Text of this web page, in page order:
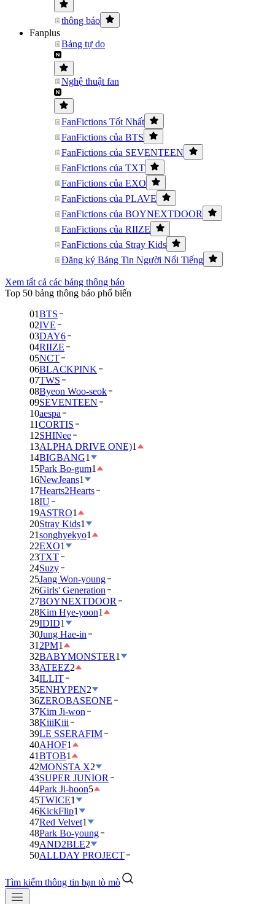
thông báo
Fanplus
Bảng tự do
Nghệ thuật fan
FanFictions Tốt Nhất
FanFictions của BTS
FanFictions của SEVENTEEN
FanFictions của TXT
FanFictions của EXO
FanFictions của PLAVE
FanFictions của BOYNEXTDOOR
FanFictions của RIIZE
FanFictions của Stray Kids
Đăng ký Bảng Tin Người Nổi Tiếng
Xem tất cả các bảng thông báo
Top 50 bảng thông báo phổ biến
01BTS
02IVE
03DAY6
04RIIZE
05NCT
06BLACKPINK
07TWS
08Byeon Woo-seok
09SEVENTEEN
10aespa
11CORTIS
12SHINee
13ALPHA DRIVE ONE)1
14BIGBANG1
15Park Bo-gum1
16NewJeans1
17Hearts2Hearts
18IU
19ASTRO1
20Stray Kids1
21songhyekyo1
22EXO1
23TXT
24Suzy
25Jang Won-young
26Girls' Generation
27BOYNEXTDOOR
28Kim Hye-yoon1
29IDID1
30Jung Hae-in
31 2PM1
32BABYMONSTER1
33ATEEZ2
34ILLIT
35ENHYPEN2
36ZEROBASEONE
37Kim Ji-won
38KiiiKiii
39LE SSERAFIM
40AHOF1
41BTOB1
42MONSTA X2
43SUPER JUNIOR
44Park Ji-hoon5
45TWICE1
46KickFlip1
47Red Velvet1
48Park Bo-young
49AND2BLE2
50ALLDAY PROJECT
Tìm kiếm thông tin bạn tò mò